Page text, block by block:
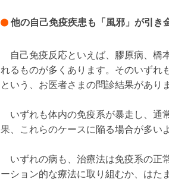
他の自己免疫疾患も「風邪」が引き
自己免疫反応といえば、膠原病、橋
れるものが多くあります。そのいずれも
という、お医者さまの問診結果があり
いずれも体内の免疫系が暴走し、通
果、これらのケースに陥る場合が多い
いずれの病も、治療法は免疫系の正
ーション的な療法に取り組むか、は